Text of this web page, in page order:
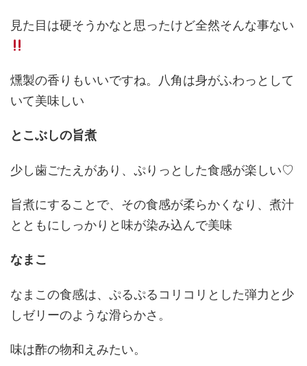
見た目は硬そうかなと思ったけど全然そんな事ない
燻製の香りもいいですね。八角は身がふわっとして
いて美味しい
とこぶしの旨煮
少し歯ごたえがあり、ぷりっとした食感が楽しい♡
旨煮にすることで、その食感が柔らかくなり、煮汁
とともにしっかりと味が染み込んで美味
なまこ
なまこの食感は、ぷるぷるコリコリとした弾力と少
しゼリーのような滑らかさ。
味は酢の物和えみたい。